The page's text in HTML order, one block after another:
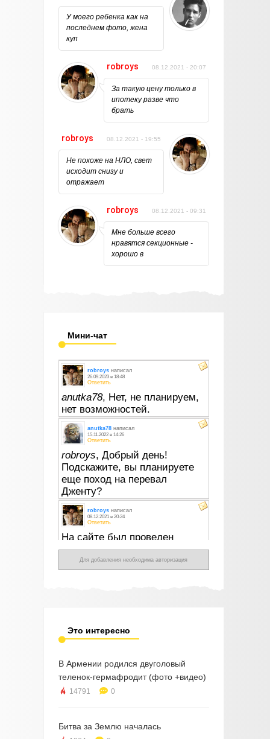
У моего ребенка как на
последнем фото, жена
куп
robroys 08.12.2021 - 20:07
За такую цену только в
ипотеку разве что
брать
robroys 08.12.2021 - 19:55
Не похоже на НЛО, свет
исходит снизу и
отражает
robroys 08.12.2021 - 09:31
Мне больше всего
нравятся секционные -
хорошо в
Мини-чат
Для добавления необходима авторизация
Это интересно
В Армении родился двуголовый
теленок-гермафродит (фото +видео)
14791 0
Битва за Землю началась